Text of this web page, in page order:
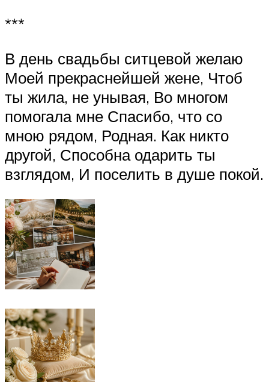
***
В день свадьбы ситцевой желаю
Моей прекраснейшей жене, Чтоб
ты жила, не унывая, Во многом
помогала мне Спасибо, что со
мною рядом, Родная. Как никто
другой, Способна одарить ты
взглядом, И поселить в душе покой.